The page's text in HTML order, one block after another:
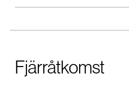
Fjärråtkomst